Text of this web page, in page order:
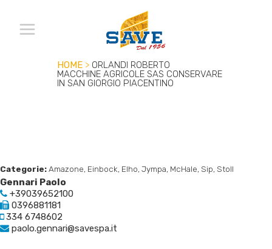
HOME > ORLANDI ROBERTO
MACCHINE AGRICOLE SAS CONSERVARE
IN SAN GIORGIO PIACENTINO
Categorie:Amazone, Einbock, Elho, Jympa, McHale, Sip, Stoll
Gennari Paolo
+39039652100
0396881181
334 6748602
paolo.gennari@savespa.it